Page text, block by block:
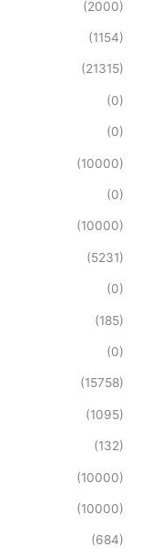
(2000)
(1154)
(21315)
(0)
(0)
(10000)
(0)
(10000)
(5231)
(0)
(185)
(0)
(15758)
(1095)
(132)
(10000)
(10000)
(684)